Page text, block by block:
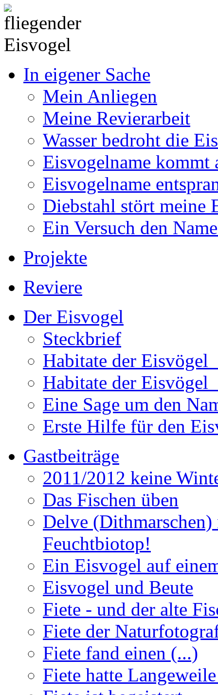
In eigener Sache
Mein Anliegen
Meine Revierarbeit
Wasser bedroht die
Eisvogelname kommt
Eisvogelname
Diebstahl stört meine
Ein Versuch den
Projekte
Reviere
Der Eisvogel
Steckbrief
Habitate der
Habitate der
Eine Sage um den
Erste Hilfe für den
Gastbeiträge
2011/2012 keine
Das Fischen üben
Delve
Feuchtbiotop!
Ein Eisvogel auf
Eisvogel und Beute
Fiete - und der alte
Fiete der
Fiete fand einen (...)
Fiete hatte